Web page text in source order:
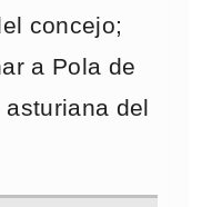
concejo;
a Pola de
del